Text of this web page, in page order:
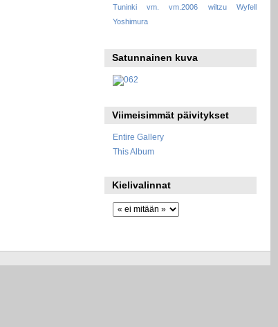
Tuninki
vm. vm.2006 wiltzu
Wyfell
Yoshimura
Satunnainen kuva
Viimeisimmät päivitykset
Entire Gallery
This Album
Kielivalinnat